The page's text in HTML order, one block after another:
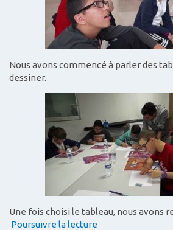
Nous avons commencé à parler des
dessiner.
Une fois choisi le tableau, nous avons
Poursuivre la lecture